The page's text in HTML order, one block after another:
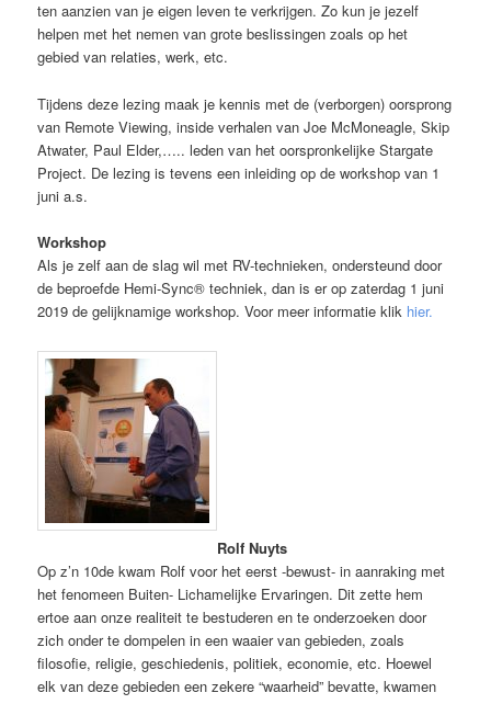
ten aanzien van je eigen leven te verkrijgen. Zo kun je jezelf
helpen met het nemen van grote beslissingen zoals op het
gebied van relaties, werk, etc.
Tijdens deze lezing maak je kennis met de (verborgen) oorsprong
van Remote Viewing, inside verhalen van Joe McMoneagle, Skip
Atwater, Paul Elder,….. leden van het oorspronkelijke Stargate
Project. De lezing is tevens een inleiding op de workshop van 1
juni a.s.
Workshop
Als je zelf aan de slag wil met RV-technieken, ondersteund door
de beproefde Hemi-Sync® techniek, dan is er op zaterdag 1 juni
2019 de gelijknamige workshop. Voor meer informatie klik hier.
Rolf Nuyts
Op z’n 10de kwam Rolf voor het eerst -bewust- in aanraking met
het fenomeen Buiten- Lichamelijke Ervaringen. Dit zette hem
ertoe aan onze realiteit te bestuderen en te onderzoeken door
zich onder te dompelen in een waaier van gebieden, zoals
filosofie, religie, geschiedenis, politiek, economie, etc. Hoewel
elk van deze gebieden een zekere “waarheid” bevatte, kwamen